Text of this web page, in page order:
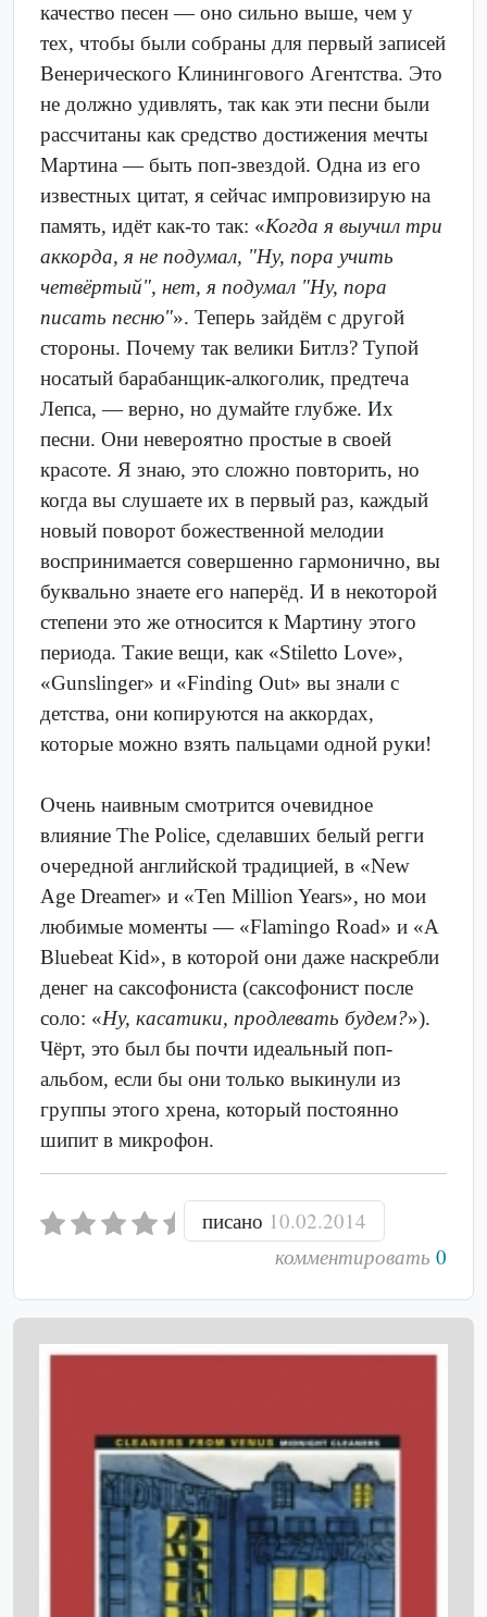
качество песен — оно сильно выше, чем у
тех, чтобы были собраны для первый записей
Венерического Клинингового Агентства. Это
не должно удивлять, так как эти песни были
рассчитаны как средство достижения мечты
Мартина — быть поп-звездой. Одна из его
известных цитат, я сейчас импровизирую на
память, идёт как-то так: «Когда я выучил три
аккорда, я не подумал, "Ну, пора учить
четвёртый", нет, я подумал "Ну, пора
писать песню"». Теперь зайдём с другой
стороны. Почему так велики Битлз? Тупой
носатый барабанщик-алкоголик, предтеча
Лепса, — верно, но думайте глубже. Их
песни. Они невероятно простые в своей
красоте. Я знаю, это сложно повторить, но
когда вы слушаете их в первый раз, каждый
новый поворот божественной мелодии
воспринимается совершенно гармонично, вы
буквально знаете его наперёд. И в некоторой
степени это же относится к Мартину этого
периода. Такие вещи, как «Stiletto Love»,
«Gunslinger» и «Finding Out» вы знали с
детства, они копируются на аккордах,
которые можно взять пальцами одной руки!
Очень наивным смотрится очевидное
влияние The Police, сделавших белый регги
очередной английской традицией, в «New
Age Dreamer» и «Ten Million Years», но мои
любимые моменты — «Flamingo Road» и «A
Bluebeat Kid», в которой они даже наскребли
денег на саксофониста (саксофонист после
соло: «Ну, касатики, продлевать будем?»).
Чёрт, это был бы почти идеальный поп-
альбом, если бы они только выкинули из
группы этого хрена, который постоянно
шипит в микрофон.
писано 10.02.2014
комментировать 0